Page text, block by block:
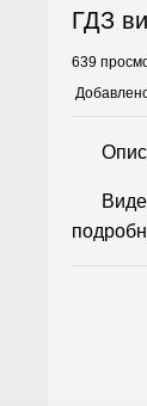
ГДЗ
639